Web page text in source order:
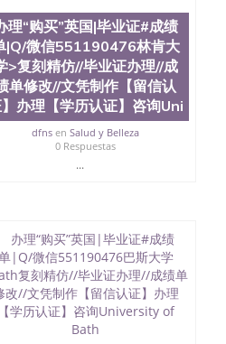
州立大学文凭（San Jose
（San Jose State
Jose State University）
State University）文凭
Jose State University）圣何
State University）圣 塞州立
）圣何塞州立大学
塞州立大学（San Jose
立大学学位证（San Jose
立大学（San Jose State
State University）圣何塞州
State University）圣何塞州
State University）圣何
位qq微信551190476澳洲
大学毕业证成绩单假文凭
信551190476澳洲读CQU中
业证成绩单假文凭学历办
理“购买”英国|毕业证#成绩
|Q/微信551190476林肯大
>复刻精仿//毕业证办理//成
单修改//文凭制作【留信认
办理【学历认证】咨询Uni
dfns enSalud y Belleza
0 Respuestas
...